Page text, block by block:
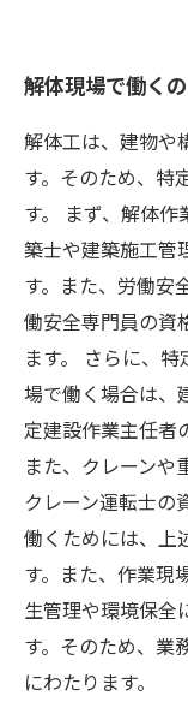
解体現場で働く
解体工は、建物や
す。そのため、特
す。 まず、解体
築士や建築施工管
す。また、労働安
働安全専門員の資
ます。 さらに、
場で働く場合は、
定建設作業主任者
また、クレーンや
クレーン運転士の
働くためには、上
す。また、作業現
生管理や環境保全
す。そのため、業
にわたります。